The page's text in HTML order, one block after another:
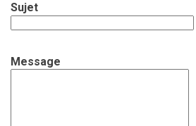
Sujet
Message